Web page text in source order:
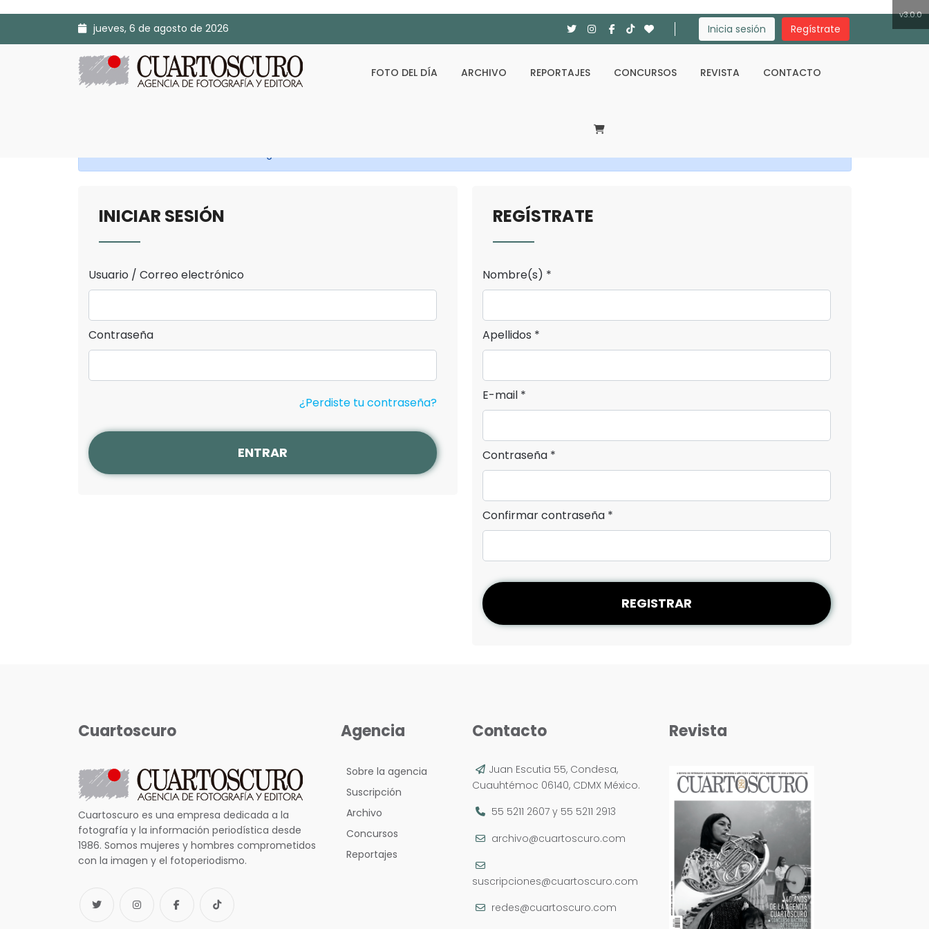
jueves, 6 de agosto de 2026 Inicia sesión Regístrate
FOTO DEL DÍA ARCHIVO REPORTAJES CONCURSOS REVISTA CONTACTO
v3.0.0
INICIAR SESIÓN
Usuario / Correo electrónico
Contraseña
¿Perdiste tu contraseña?
ENTRAR
REGÍSTRATE
Nombre(s) *
Apellidos *
E-mail *
Contraseña *
Confirmar contraseña *
REGISTRAR
Cuartoscuro
Cuartoscuro es una empresa dedicada a la
fotografía y la información periodística desde
1986. Somos mujeres y hombres comprometidos
con la imagen y el fotoperiodismo.
Agencia
Sobre la agencia
Suscripción
Archivo
Concursos
Reportajes
Contacto
Juan Escutia 55, Condesa,
Cuauhtémoc 06140, CDMX México.
55 5211 2607y 55 5211 2913
archivo@cuartoscuro.com
suscripciones@cuartoscuro.com
redes@cuartoscuro.com
Revista